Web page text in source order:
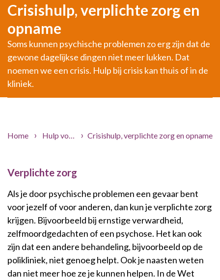
Crisishulp, verplichte zorg en
opname
Soms kunnen psychische problemen zo erg zijn dat de
gewone dagelijkse dingen niet meer lukken. Dat
noemen we een crisis. Hulp bij crisis kan thuis of in de
kliniek.
Home Hulp voor jou Behandelingen
Crisishulp, verplichte zorg en opname
Verplichte zorg
Als je door psychische problemen een gevaar bent
voor jezelf of voor anderen, dan kun je verplichte zorg
krijgen. Bijvoorbeeld bij ernstige verwardheid,
zelfmoordgedachten of een psychose. Het kan ook
zijn dat een andere behandeling, bijvoorbeeld op de
polikliniek, niet genoeg helpt. Ook je naasten weten
dan niet meer hoe ze je kunnen helpen. In de Wet